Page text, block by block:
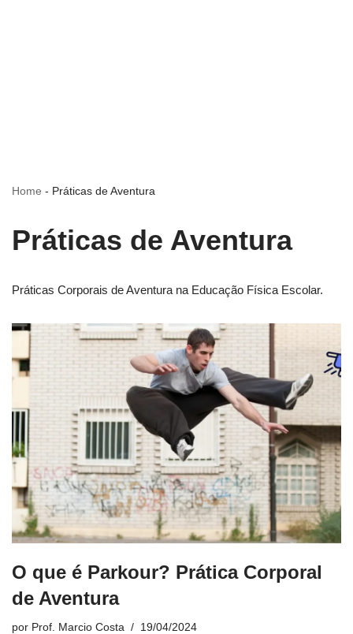
Home - Práticas de Aventura
Práticas de Aventura
Práticas Corporais de Aventura na Educação Física Escolar.
O que é Parkour? Prática Corporal
de Aventura
por Prof. Marcio Costa 19/04/2024